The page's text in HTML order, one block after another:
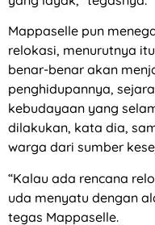
Mappaselle pun
relokasi, menurutnya
benar-benar akan
penghidupannya,
kebudayaan yang
dilakukan, kata dia,
warga dari sumber
“Kalau ada rencana
uda menyatu dengan
tegas Mappaselle.